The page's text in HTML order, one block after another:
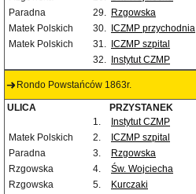
Paradna
29. Rzgowska
Matek Polskich
30. ICZMP przychodnia
Matek Polskich
31. ICZMP szpital
32.
Instytut CZMP
Rondo Powstańców 1863r.
ULICA PRZYSTANEK
1.
Instytut CZMP
Matek Polskich
2. ICZMP szpital
Paradna
3. Rzgowska
Rzgowska
4. Św. Wojciecha
Rzgowska
5. Kurczaki